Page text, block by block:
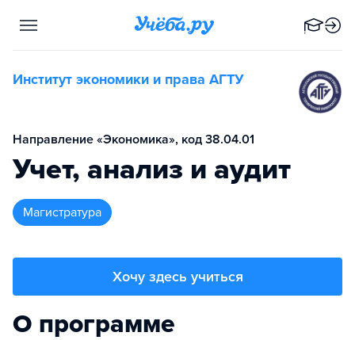
Институт экономики и права АГТУ
Направление «Экономика», код 38.04.01
Учет, анализ и аудит
магистратура
Хочу здесь учиться
О программе